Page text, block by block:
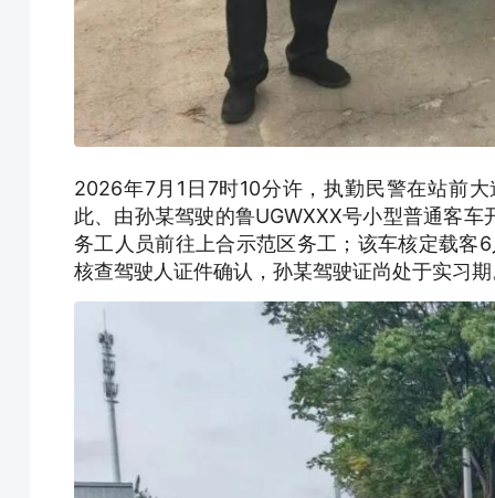
2026年7月1日7时10分许，执勤民警在站前
此、由孙某驾驶的鲁UGWXXX号小型普通客
务工人员前往上合示范区务工；该车核定载客
核查驾驶人证件确认，孙某驾驶证尚处于实习